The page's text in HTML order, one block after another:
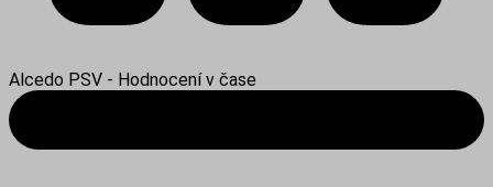
Alcedo PSV - Hodnocení v čase